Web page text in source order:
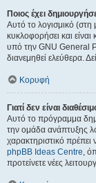
Ποιος έχει
Αυτό το λογισμικό (στη
κυκλοφορήσει και
υπό την GNU General
διανεμηθεί ελεύθερα.
Κορυφή
Γιατί δεν είναι
Αυτό το πρόγραμμα
την ομάδα ανάπτυξης
χαρακτηριστικό πρέπει
phpBB Ideas Centre,
προτείνετε νέες